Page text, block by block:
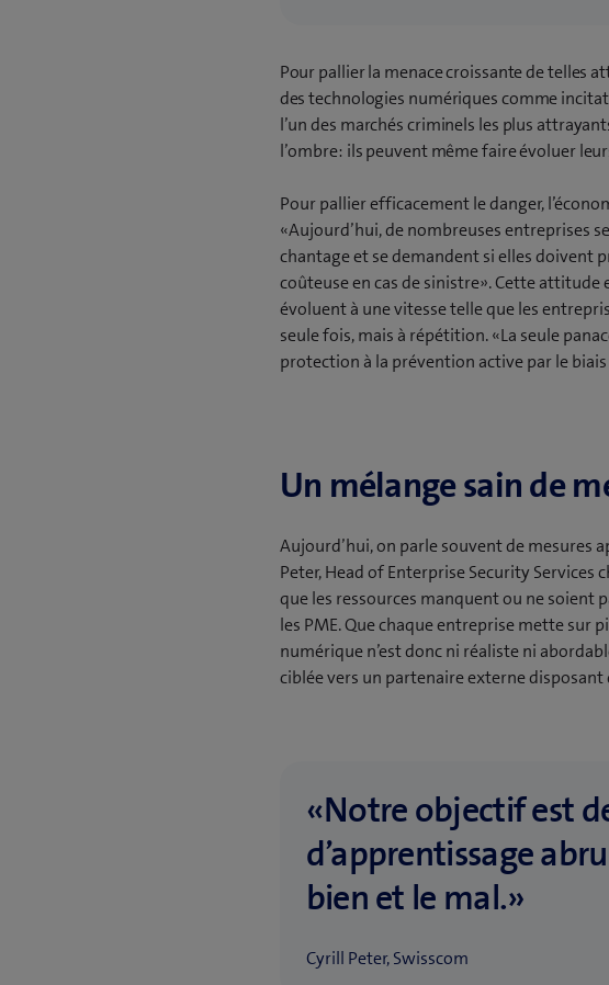
Pour pallier la menace croissante de telles
des technologies numériques comme
l’un des marchés criminels les plus
l’ombre: ils peuvent même faire évoluer
Pour pallier efficacement le danger,
«Aujourd’hui, de nombreuses entreprises
chantage et se demandent si elles doivent
coûteuse en cas de sinistre». Cette
évoluent à une vitesse telle que les
seule fois, mais à répétition. «La seule
protection à la prévention active par le
Un mélange sain de
Aujourd’hui, on parle souvent de mesures
Peter, Head of Enterprise Security Services
que les ressources manquent ou ne soient
les PME. Que chaque entreprise mette sur
numérique n’est donc ni réaliste ni
ciblée vers un partenaire externe disposant
«Notre objectif est
d’apprentissage
bien et le mal.»
Cyrill Peter, Swisscom